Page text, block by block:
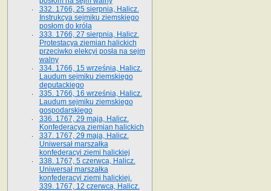
332. 1766, 25 sierpnia, Halicz.
Instrukcya sejmiku ziemskiego
posłom do króla
333. 1766, 27 sierpnia, Halicz.
Protestacya ziemian halickich
przeciwko elekcyi posła na sejm
walny
334. 1766, 15 września, Halicz.
Laudum sejmiku ziemskiego
deputackiego
335. 1766, 16 września, Halicz.
Laudum sejmiku ziemskiego
gospodarskiego
336. 1767, 29 maja, Halicz.
Konfederacya ziemian halickich
337. 1767, 29 maja, Halicz.
Uniwersał marszałka
konfederacyi ziemi halickiej
338. 1767, 5 czerwca, Halicz.
Uniwersał marszałka
konfederacyi ziemi halickiej.
339. 1767, 12 czerwca, Halicz.